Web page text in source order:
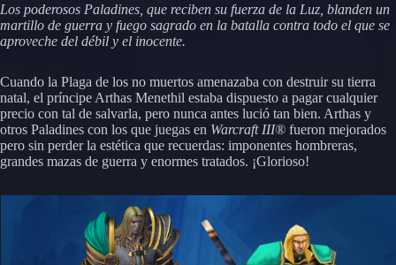
Los poderosos Paladines, que reciben su fuerza de la Luz, blanden un
martillo de guerra y fuego sagrado en la batalla contra todo el que se
aproveche del débil y el inocente.
Cuando la Plaga de los no muertos amenazaba con destruir su tierra
natal, el príncipe Arthas Menethil estaba dispuesto a pagar cualquier
precio con tal de salvarla, pero nunca antes lució tan bien. Arthas y
otros Paladines con los que juegas en Warcraft III® fueron mejorados
pero sin perder la estética que recuerdas: imponentes hombreras,
grandes mazas de guerra y enormes tratados. ¡Glorioso!